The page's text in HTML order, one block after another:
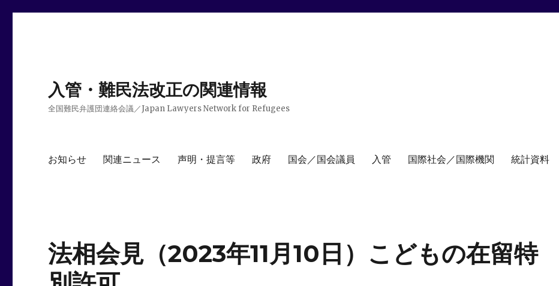
入管・難民法改正の関連情報
全国難民弁護団連絡会議／Japan Lawyers Network for Refugees
お知らせ 関連ニュース 声明・提言等 政府 国会／国会議員 入管 国際社会／国際機関 統計資料
法相会見（2023年11月10日）こどもの在留特